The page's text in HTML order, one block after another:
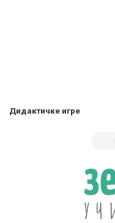
Дидактичке игре